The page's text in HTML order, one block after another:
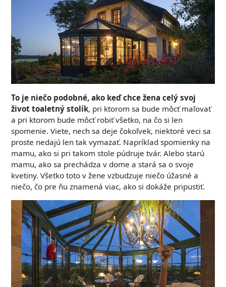
To je niečo podobné, ako keď chce žena celý svoj
život toaletný stolík, pri ktorom sa bude môcť maľovať
a pri ktorom bude môcť robiť všetko, na čo si len
spomenie. Viete, nech sa deje čokoľvek, niektoré veci sa
proste nedajú len tak vymazať. Napríklad spomienky na
mamu, ako si pri takom stole púdruje tvár. Alebo starú
mamu, ako sa prechádza v dome a stará sa o svoje
kvetiny. Všetko toto v žene vzbudzuje niečo úžasné a
niečo, čo pre ňu znamená viac, ako si dokáže pripustiť.